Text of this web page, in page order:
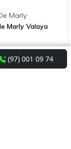
Marly
Marly Valaya
сум
(97) 001 09 74